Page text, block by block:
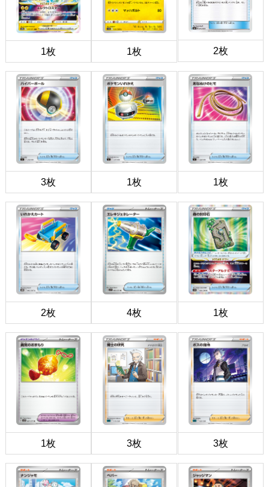
1枚 1枚 2枚
3枚 1枚 1枚
2枚 4枚 1枚
1枚 3枚 3枚